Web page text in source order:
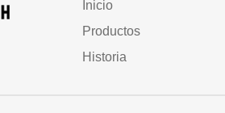
Inicio
Productos
Historia